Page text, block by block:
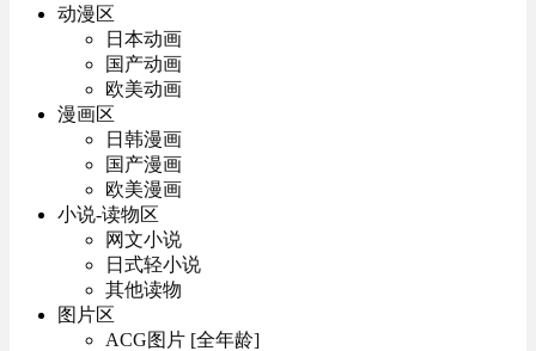
动漫区
日本动画
国产动画
欧美动画
漫画区
日韩漫画
国产漫画
欧美漫画
小说-读物区
网文小说
日式轻小说
其他读物
图片区
ACG图片 [全年龄]